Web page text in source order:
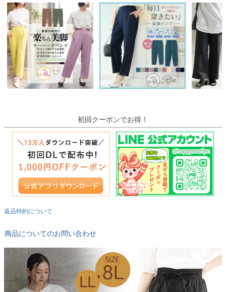
初回クーポンでお得！
返品特約について
商品についてのお問い合わせ